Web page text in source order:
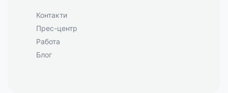
Контакти
Прес-центр
Работа
Блог